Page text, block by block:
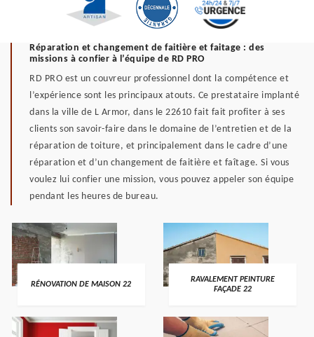
Réparation et changement de faitière et faitage : des
missions à confier à l’équipe de RD PRO
RD PRO est un couvreur professionnel dont la compétence et
l’expérience sont les principaux atouts. Ce prestataire implanté
dans la ville de L Armor, dans le 22610 fait fait profiter à ses
clients son savoir-faire dans le domaine de l’entretien et de la
réparation de toiture, et principalement dans le cadre d’une
réparation et d’un changement de faitière et faîtage. Si vous
voulez lui confier une mission, vous pouvez appeler son équipe
pendant les heures de bureau.
RÉNOVATION DE MAISON 22
RAVALEMENT PEINTURE
FAÇADE 22